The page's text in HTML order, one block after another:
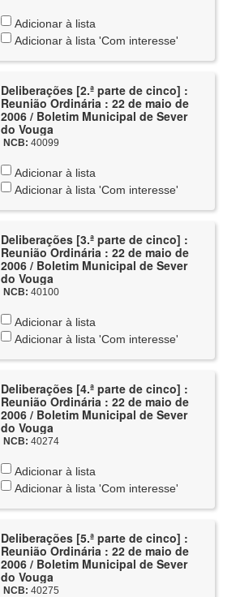
Adicionar à lista
Adicionar à lista 'Com interesse'
Deliberações [2.ª parte de cinco] :
Reunião Ordinária : 22 de maio de
2006 / Boletim Municipal de Sever
do Vouga
NCB: 40099
Adicionar à lista
Adicionar à lista 'Com interesse'
Deliberações [3.ª parte de cinco] :
Reunião Ordinária : 22 de maio de
2006 / Boletim Municipal de Sever
do Vouga
NCB: 40100
Adicionar à lista
Adicionar à lista 'Com interesse'
Deliberações [4.ª parte de cinco] :
Reunião Ordinária : 22 de maio de
2006 / Boletim Municipal de Sever
do Vouga
NCB: 40274
Adicionar à lista
Adicionar à lista 'Com interesse'
Deliberações [5.ª parte de cinco] :
Reunião Ordinária : 22 de maio de
2006 / Boletim Municipal de Sever
do Vouga
NCB: 40275